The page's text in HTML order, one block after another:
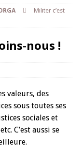
Militer c’est
nous !
valeurs, des
sous toutes ses
sociales et
C’est aussi se